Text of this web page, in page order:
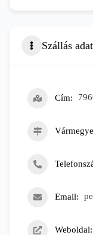
Szállás
Cím
Vármegye
Email
Weboldal